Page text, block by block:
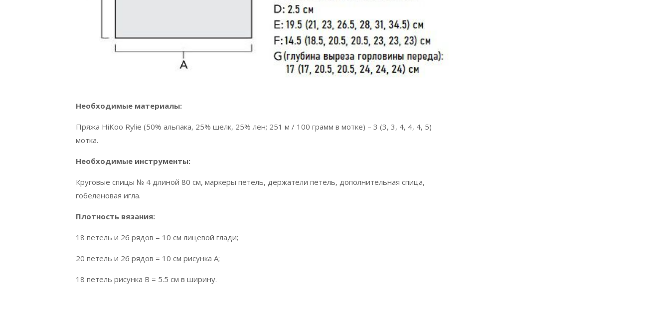
Необходимые материалы:
Пряжа HiKoo Rylie (50% альпака, 25% шелк, 25% лен; 251 м / 100 грамм в мотке) – 3 (3, 3, 4, 4, 4, 5)
мотка.
Необходимые инструменты:
Круговые спицы № 4 длиной 80 см, маркеры петель, держатели петель, дополнительная спица,
гобеленовая игла.
Плотность вязания:
18 петель и 26 рядов = 10 см лицевой глади;
20 петель и 26 рядов = 10 см рисунка А;
18 петель рисунка В = 5.5 см в ширину.